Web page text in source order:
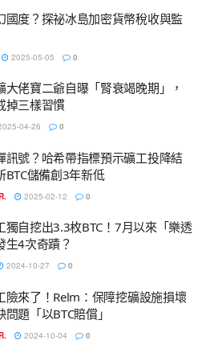
國度？探祕冰島加密貨幣稅收與監
2025-05-05 0
大佬寶二爺自曝「腎衰竭晚期」，
掉三樣習慣
04-26 0
訊號？哈希帶指標預示礦工投降結
BTC儲備創3年新低
2025-02-12 0
獨自挖出3.3枚BTC！7月以來「樂透
生4次奇蹟？
2024-10-27 0
險來了！Relm：保障挖礦設施損壞
題「以BTC賠償」
2024-10-04 0